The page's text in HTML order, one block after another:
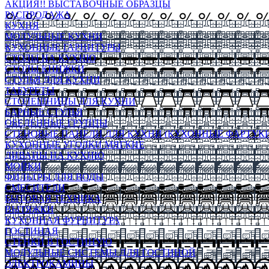
АКЦИЯ!! ВЫСТАВОЧНЫЕ ОБРАЗЦЫ
РАСПРОДАЖА
КУХНЯ
МОДУЛЬНЫЕ КУХНИ
КУХОННЫЕ ГАРНИТУРЫ
СТОЛЫ НА КУХНЮ
СТОЛЫ КНИЖКИ
СТУЛЬЯ ДЛЯ КУХНИ
ТАБУРЕТЫ
СТОЛЕШНИЦЫ ДЛЯ КУХНИ
БАРНЫЕ СТУЛЬЯ
ОБЕДЕННЫЕ ГРУППЫ
СТЕНОВЫЕ ПАНЕЛИ ДЛЯ КУХНИ (КУХОННЫЕ
КУХОННЫЕ УГОЛКИ МЯГКИЕ
ДИВАНЫ НА КУХНЮ
МОЙКИ
ФИЛЬТРЫ ДЛЯ ВОДЫ
СМЕСИТЕЛИ
БЫТОВАЯ ТЕХНИКА
ВЫТЯЖКИ
КУХОННАЯ ФУРНИТУРА
ГОСТИНАЯ
СТЕНКИ В ГОСТИНУЮ
МОДУЛЬНЫЕ СИСТЕМЫ ДЛЯ ГОСТИНОЙ
ЭЛЕКТРОКАМИНЫ